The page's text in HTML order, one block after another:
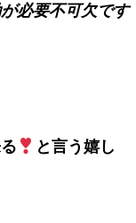
必要不可欠です
と言う嬉し